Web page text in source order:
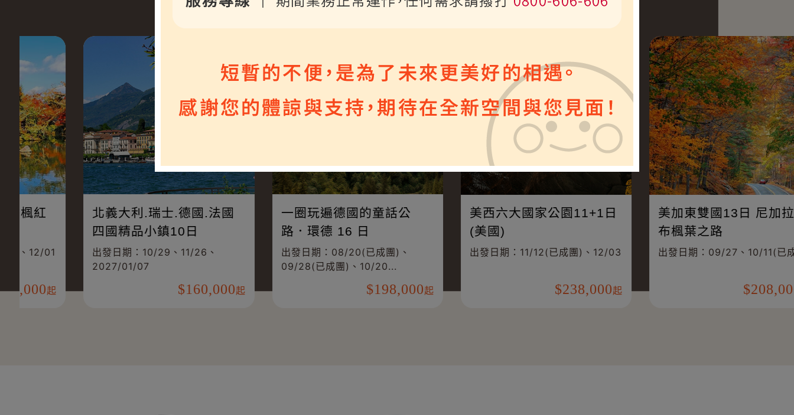
走進關西秘境．秋季楓紅
與海之京都7日
出發日期：11/24(已成團)、12/01
起
北義大利.瑞士.德國.法國
四國精品小鎮10日
出發日期：10/29、11/26、
起
一圈玩遍德國的童話公
路．環德 16 日
出發日期：08/20(已成團)、
起
美西六大國家公園11+1日
出發日期：11/12(已成團)、12/03
起